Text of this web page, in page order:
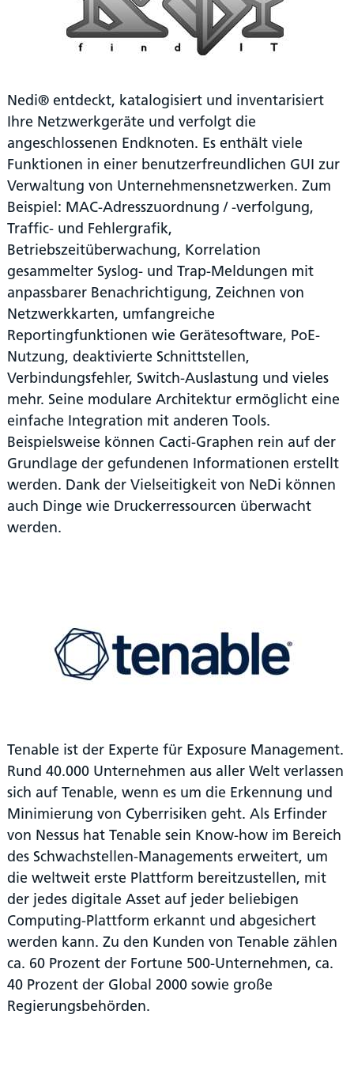
Nedi® entdeckt, katalogisiert und inventarisiert
Ihre Netzwerkgeräte und verfolgt die
angeschlossenen Endknoten. Es enthält viele
Funktionen in einer benutzerfreundlichen GUI zur
Verwaltung von Unternehmensnetzwerken. Zum
Beispiel: MAC-Adresszuordnung / -verfolgung,
Traffic- und Fehlergrafik,
Betriebszeitüberwachung, Korrelation
gesammelter Syslog- und Trap-Meldungen mit
anpassbarer Benachrichtigung, Zeichnen von
Netzwerkkarten, umfangreiche
Reportingfunktionen wie Gerätesoftware, PoE-
Nutzung, deaktivierte Schnittstellen,
Verbindungsfehler, Switch-Auslastung und vieles
mehr. Seine modulare Architektur ermöglicht eine
einfache Integration mit anderen Tools.
Beispielsweise können Cacti-Graphen rein auf der
Grundlage der gefundenen Informationen erstellt
werden. Dank der Vielseitigkeit von NeDi können
auch Dinge wie Druckerressourcen überwacht
werden.
Tenable ist der Experte für Exposure Management.
Rund 40.000 Unternehmen aus aller Welt verlassen
sich auf Tenable, wenn es um die Erkennung und
Minimierung von Cyberrisiken geht. Als Erfinder
von Nessus hat Tenable sein Know-how im Bereich
des Schwachstellen-Managements erweitert, um
die weltweit erste Plattform bereitzustellen, mit
der jedes digitale Asset auf jeder beliebigen
Computing-Plattform erkannt und abgesichert
werden kann. Zu den Kunden von Tenable zählen
ca. 60 Prozent der Fortune 500-Unternehmen, ca.
40 Prozent der Global 2000 sowie große
Regierungsbehörden.